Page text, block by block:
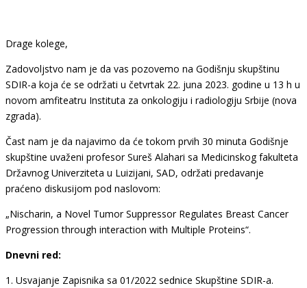
Drage kolege,
Zadovoljstvo nam je da vas pozovemo na Godišnju skupštinu
SDIR-a koja će se održati u četvrtak 22. juna 2023. godine u 13 h u
novom amfiteatru Instituta za onkologiju i radiologiju Srbije (nova
zgrada).
Čast nam je da najavimo da će tokom prvih 30 minuta Godišnje
skupštine uvaženi profesor Sureš Alahari sa Medicinskog fakulteta
Državnog Univerziteta u Luizijani, SAD, održati predavanje
praćeno diskusijom pod naslovom:
„Nischarin, a Novel Tumor Suppressor Regulates Breast Cancer
Progression through interaction with Multiple Proteins“.
Dnevni red:
1. Usvajanje Zapisnika sa 01/2022 sednice Skupštine SDIR-a.